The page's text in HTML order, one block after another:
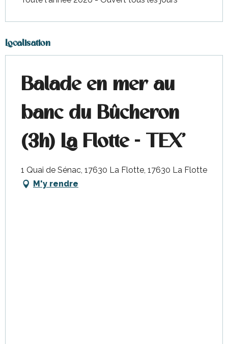
Localisation
Balade en mer au
banc du Bûcheron
(3h) La Flotte - TEX'
1 Quai de Sénac, 17630 La Flotte, 17630 La Flotte
M'y rendre